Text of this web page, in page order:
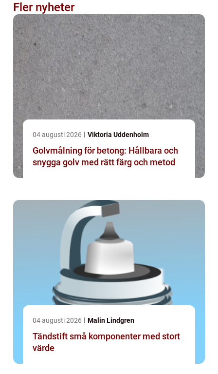
Fler nyheter
04 augusti 2026 Viktoria Uddenholm
Golvmålning för betong: Hållbara och
snygga golv med rätt färg och metod
04 augusti 2026 Malin Lindgren
Tändstift små komponenter med stort
värde